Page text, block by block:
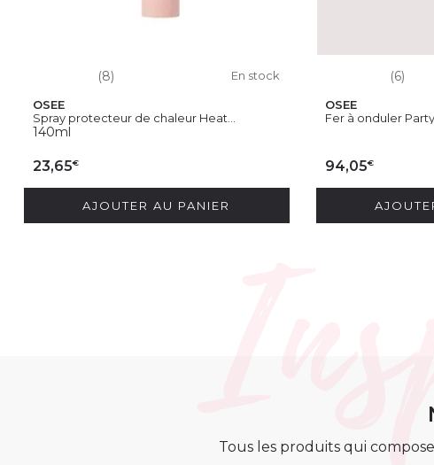
(8) En stock
OSEE
Spray protecteur de chaleur Heat...
140ml
23,65€
AJOUTER AU PANIER
(6)
OSEE
Fer à onduler Party
94,05€
Tous les produits qui